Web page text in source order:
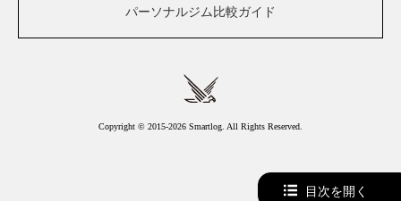
パーソナルジム比較ガイド
Copyright © 2015-2026 Smartlog. All Rights Reserved.
目次を開く